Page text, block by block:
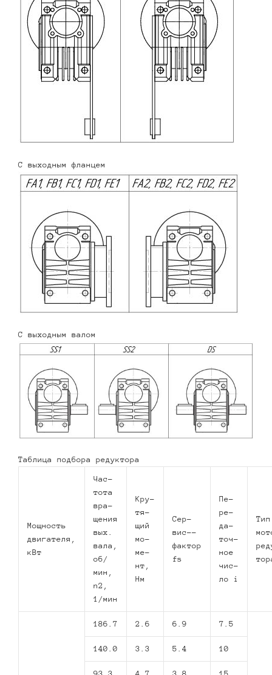
С выходным фланцем
С выходным валом
Таблица подбора редуктора
Мощ­ность
двигателя,
кВт
Час­
то­та
вра­
ще­ния
вых.
вала,
об/
мин,
n2,
1/мин
Кру­
тя­
щий
мо­
ме­
нт,
Нм
Сер­
вис-­
фактор
fs
Пе­
ре­
да­
точ­
ное
чис­
ло i
Тип
186.7 2.6 6.9 7.5
140.0 3.3 5.4 10